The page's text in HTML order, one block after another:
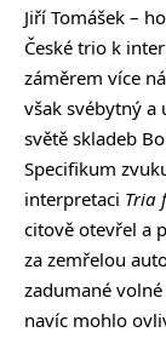
Jiří Tomášek –
České trio k
záměrem více
však svébytný a
světě skladeb
Specifikum
interpretaci Tria
citově otevřel a
za zemřelou
zadumané
navíc mohlo